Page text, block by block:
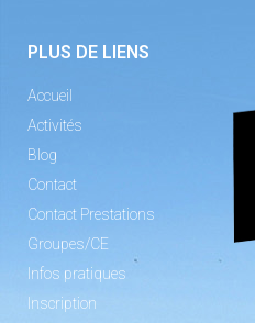
PLUS DE LIENS
Accueil
Activités
Blog
Contact
Contact Prestations
Groupes/CE
Infos pratiques
Inscription